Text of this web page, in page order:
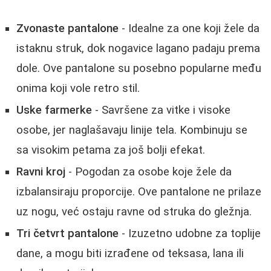
Zvonaste pantalone - Idealne za one koji žele da
istaknu struk, dok nogavice lagano padaju prema
dole. Ove pantalone su posebno popularne među
onima koji vole retro stil.
Uske farmerke - Savršene za vitke i visoke
osobe, jer naglašavaju linije tela. Kombinuju se
sa visokim petama za još bolji efekat.
Ravni kroj - Pogodan za osobe koje žele da
izbalansiraju proporcije. Ove pantalone ne prilaze
uz nogu, već ostaju ravne od struka do gležnja.
Tri četvrt pantalone - Izuzetno udobne za toplije
dane, a mogu biti izrađene od teksasa, lana ili